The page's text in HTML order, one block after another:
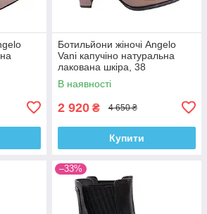
Ботильйони жіночі Angelo
Vani капучіно натуральна
лакована шкіра, 38
В наявності
2 920 ₴ 4 650 ₴
Купити
–33%